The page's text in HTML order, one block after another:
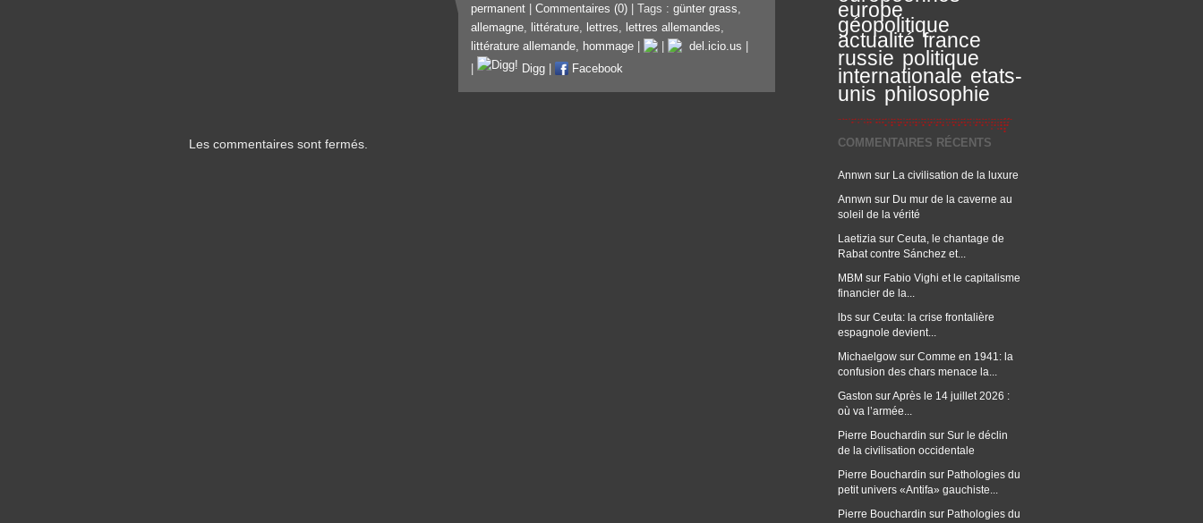
europe
géopolitique
actualité france
russie politique
internationale etats-
unis philosophie
COMMENTAIRES RÉCENTS
Annwn sur La civilisation de la luxure
Annwn sur Du mur de la caverne au
soleil de la vérité
Laetizia sur Ceuta, le chantage de
Rabat contre Sánchez et...
MBM sur Fabio Vighi et le capitalisme
financier de la...
lbs sur Ceuta: la crise frontalière
espagnole devient...
Michaelgow sur Comme en 1941: la
confusion des chars menace la...
Gaston surAprès le 14 juillet 2026 :
où va l’armée...
Pierre Bouchardin sur Sur le déclin
de la civilisation occidentale
Pierre Bouchardin sur Pathologies du
petit univers «Antifa» gauchiste...
Pierre Bouchardin sur Pathologies du
permanent
Commentaires (0) | Tags : günter grass
allemagne
littérature lettres lettres allemandes
littérature allemande
hommage del.icio.us
Digg Facebook
Les commentaires sont fermés.